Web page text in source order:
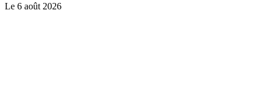
Le 6 août 2026